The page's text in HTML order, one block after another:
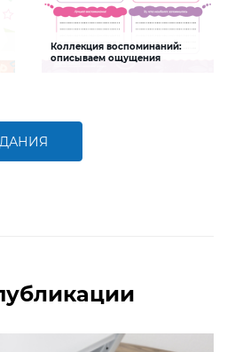
Коллекция воспоминаний:
описываем ощущения